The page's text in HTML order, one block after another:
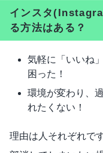
インスタ
る方法はある？
気軽に「いいね
困った！
環境が変わり、
れたくない！
理由は人それぞれで